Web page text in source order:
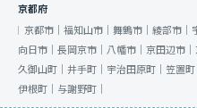
京都府
京都市｜ 福知山市｜ 舞鶴市｜ 綾部市｜
向日市｜ 長岡京市｜ 八幡市｜ 京田辺市｜
久御山町｜ 井手町｜ 宇治田原町｜ 笠置町
伊根町｜ 与謝野町｜